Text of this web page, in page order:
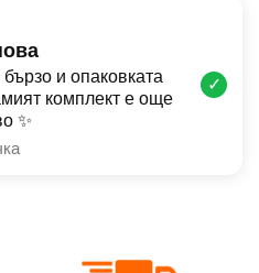
и опаковката
комплект е още
✨
✓